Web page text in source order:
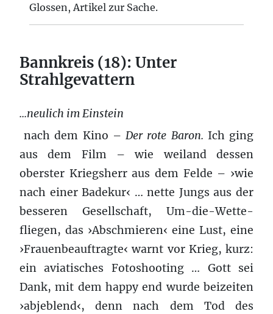
Glossen, Artikel zur Sache.
Bannkreis (18): Unter
Strahlgevattern
...neulich im Einstein
nach dem Kino –Der rote Baron. Ich ging
aus dem Film – wie weiland dessen
oberster Kriegsherr aus dem Felde – ›wie
nach einer Badekur‹ … nette Jungs aus der
besseren Gesellschaft, Um-die-Wette-
fliegen, das ›Abschmieren‹ eine Lust, eine
›Frauenbeauftragte‹ warnt vor Krieg, kurz:
ein aviatisches Fotoshooting … Gott sei
Dank, mit dem happy end wurde beizeiten
›abjeblend‹, denn nach dem Tod des